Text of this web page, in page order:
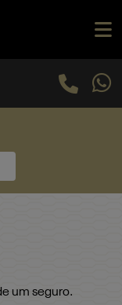
um seguro.